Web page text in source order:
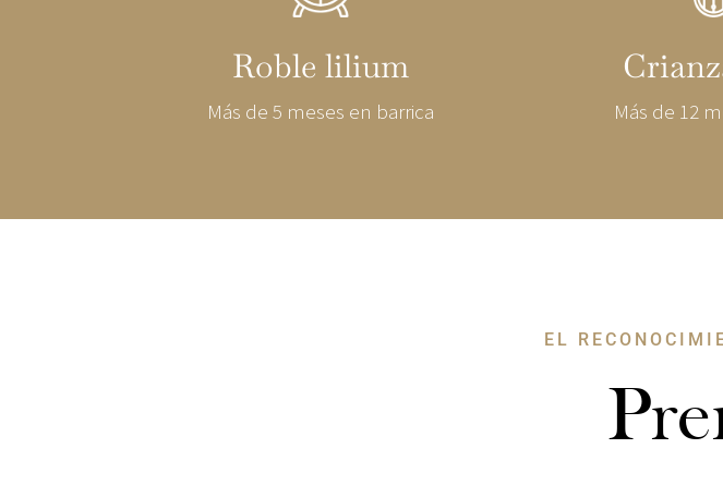
Roble lilium
Más de 5 meses en barrica Más de 12
EL